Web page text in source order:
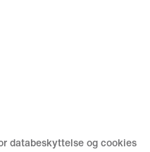
databeskyttelse og cookies